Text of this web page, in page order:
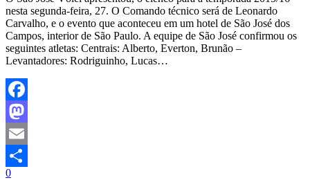
nesta segunda-feira, 27. O Comando técnico será de Leonardo
Carvalho, e o evento que aconteceu em um hotel de São José dos
Campos, interior de São Paulo. A equipe de São José confirmou os
seguintes atletas: Centrais: Alberto, Everton, Brunão –
Levantadores: Rodriguinho, Lucas…
Facebook
Mastodon
Email
Share
0